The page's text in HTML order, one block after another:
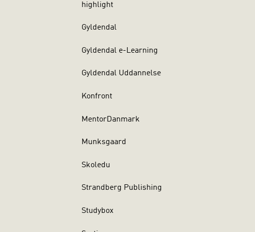
highlight
Gyldendal
Gyldendal e-Learning
Gyldendal Uddannelse
Konfront
MentorDanmark
Munksgaard
Skoledu
Strandberg Publishing
Studybox